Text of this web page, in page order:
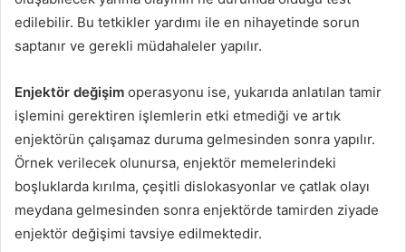
edilebilir. Bu tetkikler yardımı ile en nihayetinde sorun
saptanır ve gerekli müdahaleler yapılır.
Enjektör değişim operasyonu ise, yukarıda anlatılan tamir
işlemini gerektiren işlemlerin etki etmediği ve artık
enjektörün çalışamaz duruma gelmesinden sonra yapılır.
Örnek verilecek olunursa, enjektör memelerindeki
boşluklarda kırılma, çeşitli dislokasyonlar ve çatlak olayı
meydana gelmesinden sonra enjektörde tamirden ziyade
enjektör değişimi tavsiye edilmektedir.